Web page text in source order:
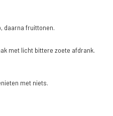
daarna fruittonen.
met licht bittere zoete afdrank.
met niets.